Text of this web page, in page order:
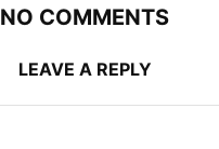
NO COMMENTS
LEAVE A REPLY